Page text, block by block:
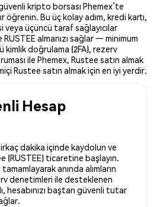
kripto borsası Phemex’te
öğrenin. Bu üç kolay adım, kredi kartı,
veya üçüncü taraf sağlayıcılar
almanızı sağlar — minimum
doğrulama (2FA), rezerv
ile Phemex, Rustee satın almak
Rustee satın almak için en iyi yerdir.
Hesap
dakika içinde kaydolun ve
(RUSTEE) ticaretine başlayın.
anında alımların
denetimleri ile desteklenen
hesabınızı baştan güvenli tutar